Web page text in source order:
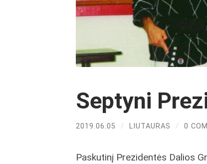
Septyni
2019.06.05 / LIUTAURAS / 0
Paskutinį Prezidentės Dalios